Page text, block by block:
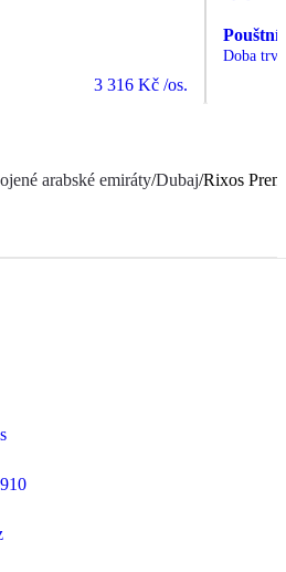
3 316 Kč /os.
Pouštní
Doba
arabské emiráty/Dubaj/Rixos